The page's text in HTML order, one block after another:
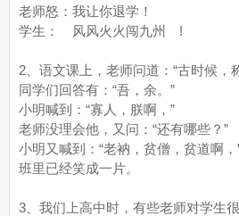
老师怒：我让你退学！
学生： 风风火火闯九州 !
2、语文课上，老师问道：“古时候，
同学们回答有：“吾，余。”
小明喊到：“寡人，朕啊，”
老师没理会他，又问：“还有哪些？”
小明又喊到：“老衲，贫僧，贫道啊，
班里已经笑成一片。
3、我们上高中时，有些老师对学生